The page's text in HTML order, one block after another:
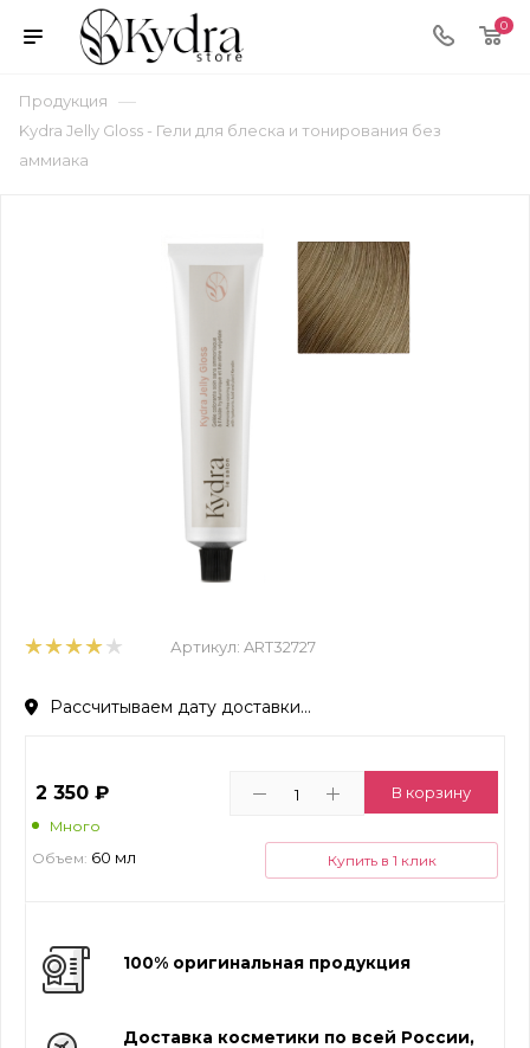
0
Продукция —
Kydra Jelly Gloss - Гели для блеска и тонирования без
аммиака
Артикул: ART32727
Рассчитываем дату доставки...
2 350 ₽
Много
Объем: 60 мл
В корзину
Купить в 1 клик
100% оригинальная продукция
Доставка косметики по всей России,